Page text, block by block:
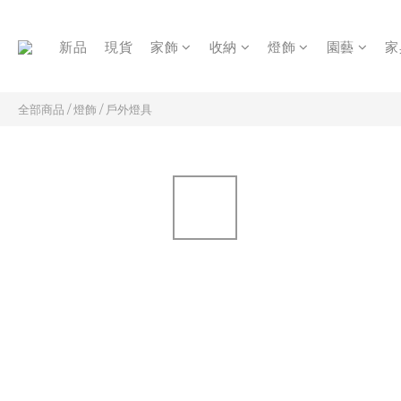
新品 現貨 家飾 收納 燈飾 園藝
全部商品 /燈飾 / 戶外燈具